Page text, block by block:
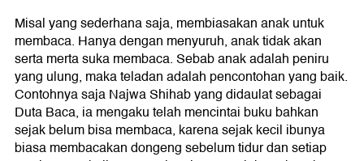
Misal yang sederhana saja, membiasakan anak untuk
membaca. Hanya dengan menyuruh, anak tidak akan
serta merta suka membaca. Sebab anak adalah peniru
yang ulung, maka teladan adalah pencontohan yang baik.
Contohnya saja Najwa Shihab yang didaulat sebagai
Duta Baca, ia mengaku telah mencintai buku bahkan
sejak belum bisa membaca, karena sejak kecil ibunya
biasa membacakan dongeng sebelum tidur dan setiap